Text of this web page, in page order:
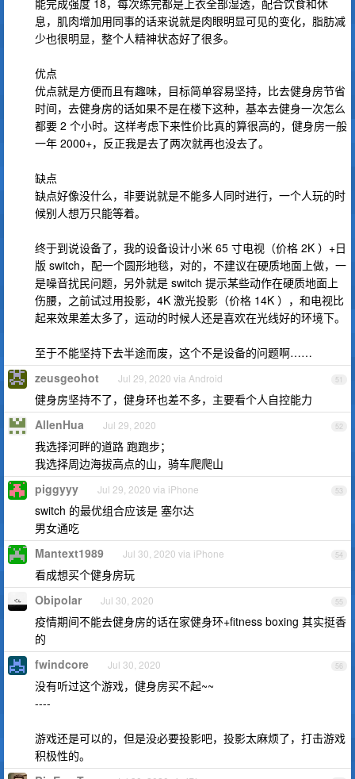
能完成强度 18，每次练完都是上衣全部湿透，配合饮食和休
息，肌肉增加用同事的话来说就是肉眼明显可见的变化，脂肪减
少也很明显，整个人精神状态好了很多。
优点
优点就是方便而且有趣味，目标简单容易坚持，比去健身房节省
时间，去健身房的话如果不是在楼下这种，基本去健身一次怎么
都要 2 个小时。这样考虑下来性价比真的算很高的，健身房一般
一年 2000+，反正我是去了两次就再也没去了。
缺点
缺点好像没什么，非要说就是不能多人同时进行，一个人玩的时
候别人想万只能等着。
终于到说设备了，我的设备设计小米 65 寸电视（价格 2K ）+日
版 switch，配一个圆形地毯，对的，不建议在硬质地面上做，一
是噪音扰民问题，另外就是 switch 提示某些动作在硬质地面上
伤腰，之前试过用投影，4K 激光投影（价格 14K ），和电视比
起来效果差太多了，运动的时候人还是喜欢在光线好的环境下。
至于不能坚持下去半途而废，这个不是设备的问题啊……
51
zeusgeohot Jul 29, 2020 via Android
健身房坚持不了，健身环也差不多，主要看个人自控能力
52
AllenHua Jul 29, 2020
我选择河畔的道路 跑跑步；
我选择周边海拔高点的山，骑车爬爬山
53
piggyyy Jul 29, 2020 via iPhone
switch 的最优组合应该是 塞尔达
男女通吃
54
Mantext1989 Jul 30, 2020 via iPhone
看成想买个健身房玩
55
Obipolar Jul 30, 2020
疫情期间不能去健身房的话在家健身环+fitness boxing 其实挺香
的
56
fwindcore Jul 30, 2020
没有听过这个游戏，健身房买不起~~
----
游戏还是可以的，但是没必要投影吧，投影太麻烦了，打击游戏
积极性的。